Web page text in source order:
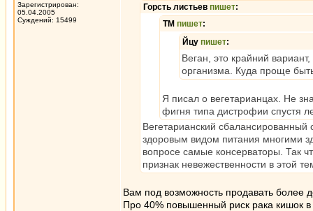
Зарегистрирован:
05.04.2005
Суждений: 15499
Горсть листьев пишет:
ТМ пишет:
Йцу пишет:
Веган, это крайний
организма. Куда проще
Я писал о вегетарианцах. Не
фигня типа дистрофии спустя
Вегетарианский сбалансированный
здоровым видом питания многими
вопросе самые консерваторы. Так
признак невежественности в этой
Вам под возможность продавать более
Про 40% повышенный риск рака кишок в